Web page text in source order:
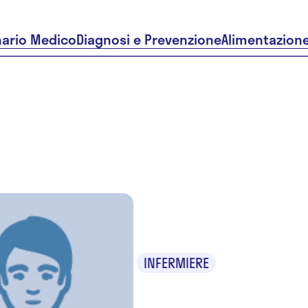
MedicoDiagnosi e Prevenzione
INFERMIERE